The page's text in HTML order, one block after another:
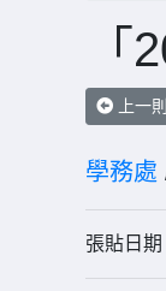
上一
學務處
張貼日